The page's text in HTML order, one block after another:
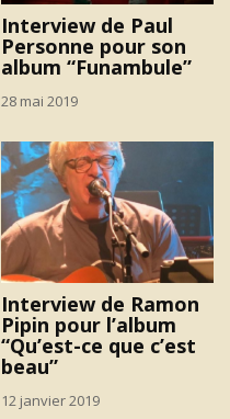
Interview de Paul
Personne pour son
album “Funambule”
28 mai 2019
Interview de Ramon
Pipin pour l’album
“Qu’est-ce que c’est
beau”
12 janvier 2019